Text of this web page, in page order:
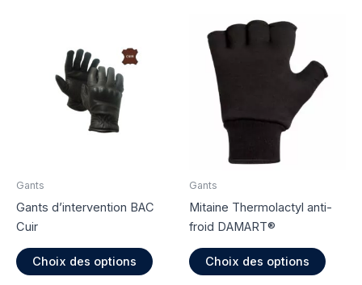
variations.
du
produit
du
Gants
Gants d’intervention BAC
Cuir
Choix des options
produit
Gants
Mitaine Thermolactyl anti-
froid DAMART®
Choix des options